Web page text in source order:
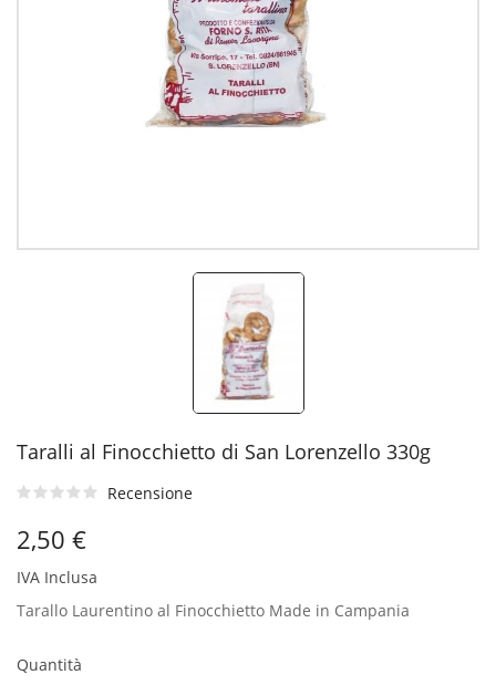
Taralli al Finocchietto di San Lorenzello 330g
Recensione
2,50 €
IVA Inclusa
Tarallo Laurentino al Finocchietto Made in Campania
Quantità